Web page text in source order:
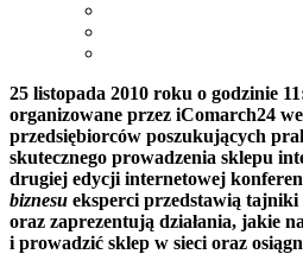
25 listopada 2010 roku o godzinie
organizowane przez iComarch24
przedsiębiorców poszukujących
skutecznego prowadzenia sklepu
drugiej edycji internetowej
biznesu eksperci przedstawią
oraz zaprezentują działania, jakie
i prowadzić sklep w sieci oraz